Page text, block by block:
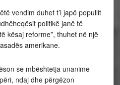
vendim duhet t’i japë popullit
politikë janë të
kësaj reforme”, thuhet në një
amerikane.
se mbështetja unanime
ndaj dhe përgëzon